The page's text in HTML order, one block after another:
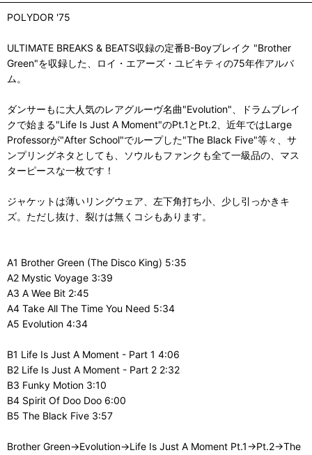
POLYDOR '75
ULTIMATE BREAKS & BEATS収録の定番B-Boyブレイク "Brother
Green"を収録した、ロイ・エアーズ・ユビキティの75年作アルバ
ム。
ダンサーもに大人気のレアグルーヴ名曲"Evolution"、ドラムブレイ
クで始まる"Life Is Just A Moment"のPt.1とPt.2、近年ではLarge
Professorが"After School"でループした"The Black Five"等々、サ
ンプリングネタとしても、ソウルもファンクも全て一級品の、マス
ターピースな一枚です！
ジャケットは薄いリングウェア、左下角打ち小、少し引っかきキ
ズ。ただし抜け、裂けは無くコシもあります。
A1 Brother Green (The Disco King) 5:35
A2 Mystic Voyage 3:39
A3 A Wee Bit 2:45
A4 Take All The Time You Need 5:34
A5 Evolution 4:34
B1 Life Is Just A Moment - Part 1 4:06
B2 Life Is Just A Moment - Part 2 2:32
B3 Funky Motion 3:10
B4 Spirit Of Doo Doo 6:00
B5 The Black Five 3:57
Brother Green→Evolution→Life Is Just A Moment Pt.1→Pt.2→The